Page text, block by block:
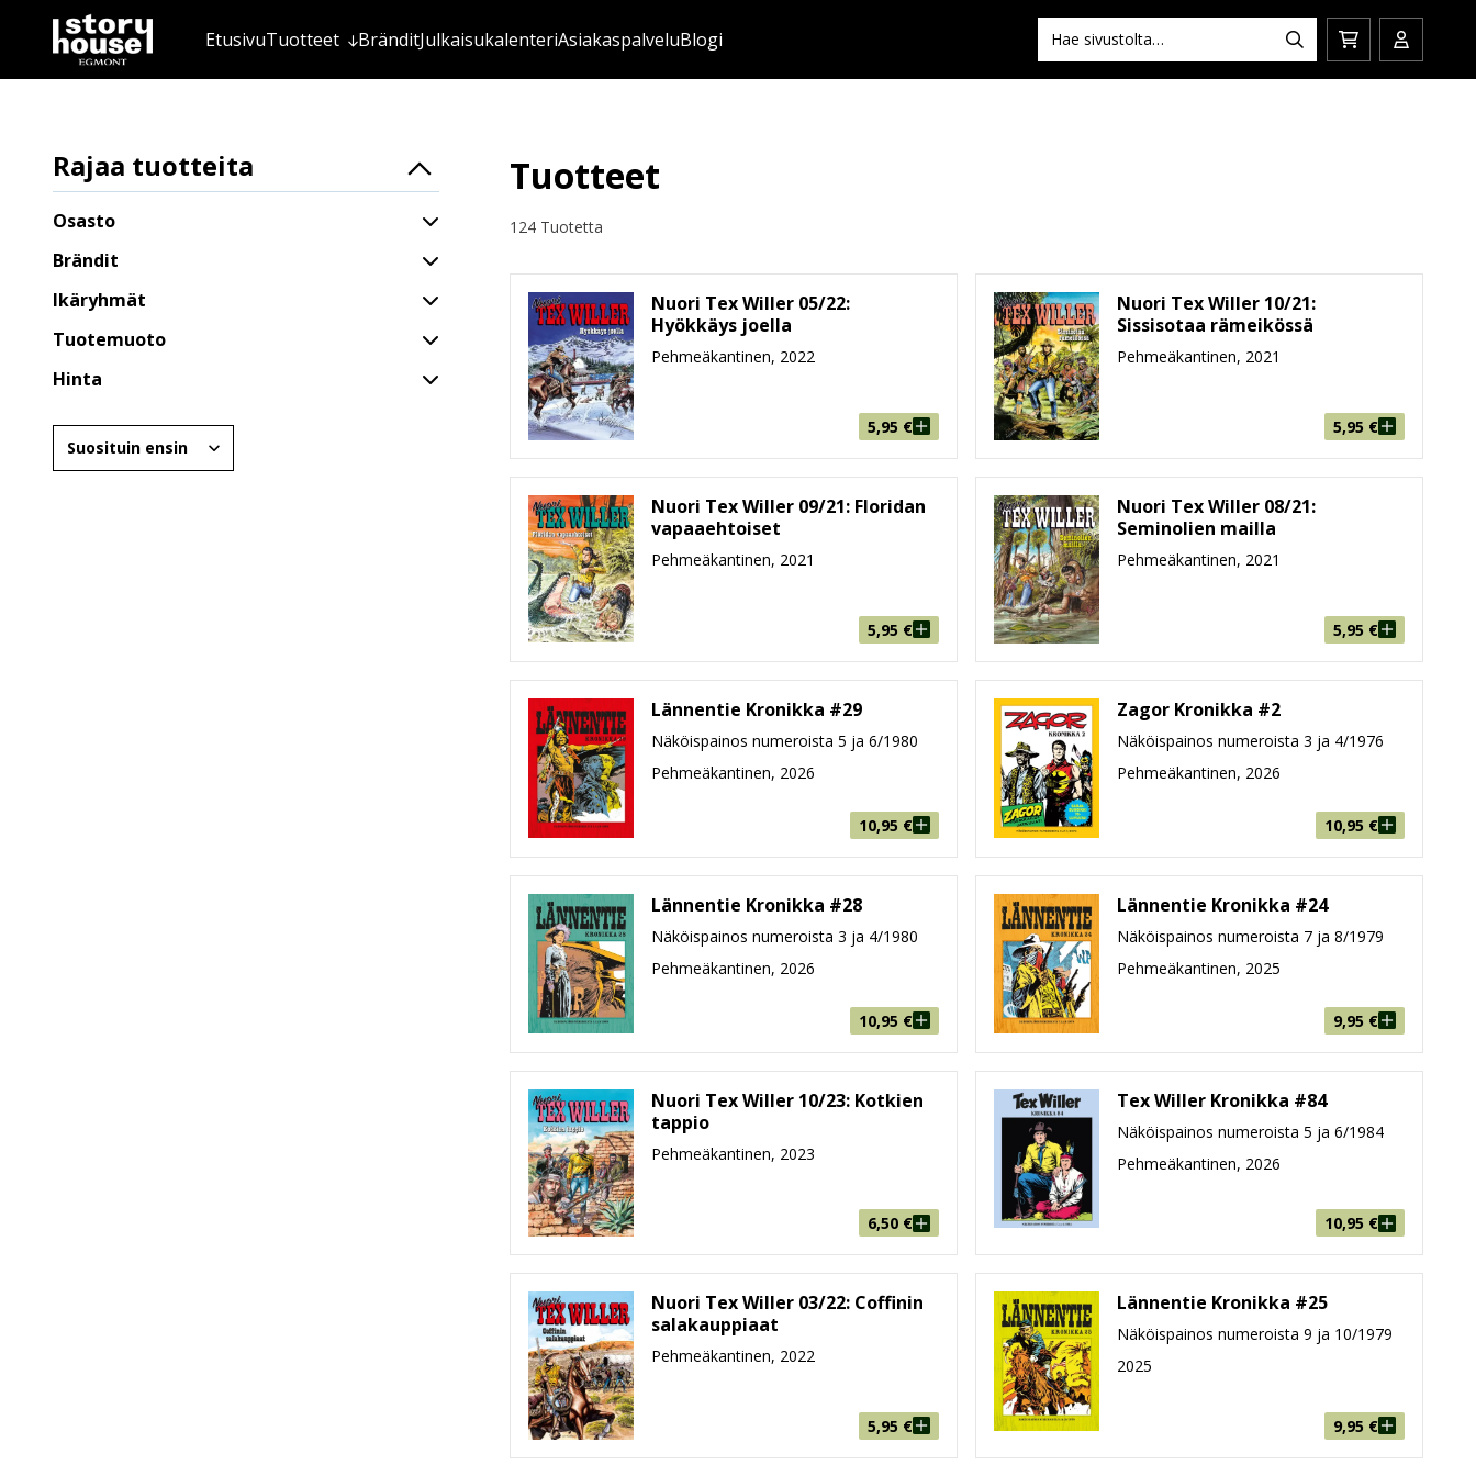
EtusivuTuotteet BränditJulkaisukalenteriAsiakaspalveluBlogi
Hae:
Hae
Siirry
Avaa/
Rajaa tuotteita
Osasto
Brändit
Ikäryhmät
Tuotemuoto
Hinta
Järjestä
Tuotteet
124 Tuotetta
Nuori Tex Willer 05/22:
Hyökkäys joella
Pehmeäkantinen, 2022
5,95 €
Nuori Tex Willer 10/21:
Sissisotaa rämeikössä
Pehmeäkantinen, 2021
5,95 €
Nuori Tex Willer 09/21: Floridan
vapaaehtoiset
Pehmeäkantinen, 2021
5,95 €
Nuori Tex Willer 08/21:
Seminolien mailla
Pehmeäkantinen, 2021
5,95 €
Lännentie Kronikka #29
Näköispainos numeroista 5 ja 6/1980
Pehmeäkantinen, 2026
10,95 €
Zagor Kronikka #2
Näköispainos numeroista 3 ja 4/1976
Pehmeäkantinen, 2026
10,95 €
Lännentie Kronikka #28
Näköispainos numeroista 3 ja 4/1980
Pehmeäkantinen, 2026
10,95 €
Lännentie Kronikka #24
Näköispainos numeroista 7 ja 8/1979
Pehmeäkantinen, 2025
9,95 €
Nuori Tex Willer 10/23: Kotkien
tappio
Pehmeäkantinen, 2023
6,50 €
Tex Willer Kronikka #84
Näköispainos numeroista 5 ja 6/1984
Pehmeäkantinen, 2026
10,95 €
Nuori Tex Willer 03/22: Coffinin
salakauppiaat
Pehmeäkantinen, 2022
5,95 €
Lännentie Kronikka #25
Näköispainos numeroista 9 ja 10/1979
2025
9,95 €